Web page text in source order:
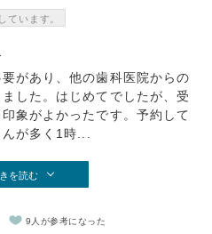
ています。
があり、他の歯科医院からの
した。はじめてでしたが、受
象がよかったです。予約して
が多く1時...
を読む
9人が参考になった